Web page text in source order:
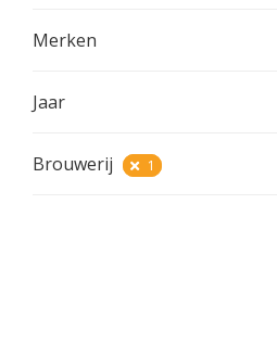
Merken
Jaar
Brouwerij 1